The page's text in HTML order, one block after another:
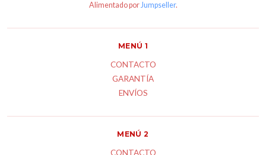
Alimentado porJumpseller.
MENÚ 1
CONTACTO
GARANTÍA
ENVÍOS
MENÚ 2
CONTACTO